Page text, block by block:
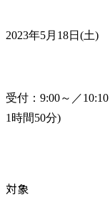
2023年5月18日(土)
受付：9:00～／
1時間50分)
対象